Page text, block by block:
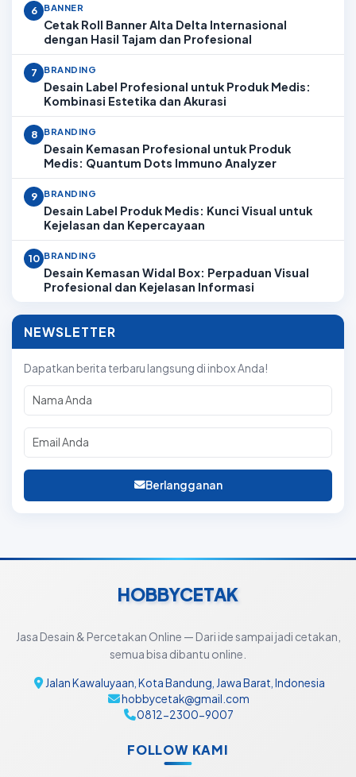
6 BANNER
Cetak Roll Banner Alta Delta Internasional
dengan Hasil Tajam dan Profesional
7 BRANDING
Desain Label Profesional untuk Produk Medis:
Kombinasi Estetika dan Akurasi
8 BRANDING
Desain Kemasan Profesional untuk Produk
Medis: Quantum Dots Immuno Analyzer
9 BRANDING
Desain Label Produk Medis: Kunci Visual untuk
Kejelasan dan Kepercayaan
10 BRANDING
Desain Kemasan Widal Box: Perpaduan Visual
Profesional dan Kejelasan Informasi
NEWSLETTER
Dapatkan berita terbaru langsung di inbox Anda!
Berlangganan
HOBBYCETAK
Jasa Desain & Percetakan Online — Dari ide sampai jadi cetakan,
semua bisa dibantu online.
Jalan Kawaluyaan, Kota Bandung, Jawa Barat, Indonesia
hobbycetak@gmail.com
0812-2300-9007
FOLLOW KAMI